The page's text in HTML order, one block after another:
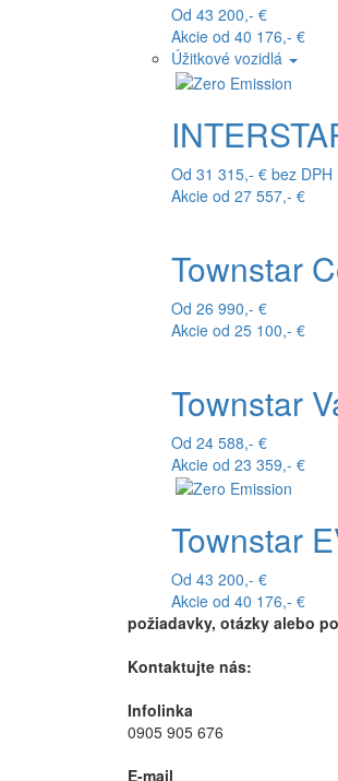
Od 43 200,- €
Akcie od 40 176,- €
Úžitkové vozidlá
Od 31 315,- € bez DPH
Akcie od 27 557,- €
Townstar
Od 26 990,- €
Akcie od 25 100,- €
Townstar
Od 24 588,- €
Akcie od 23 359,- €
Townstar
Od 43 200,- €
Akcie od 40 176,- €
požiadavky, otázky alebo
Kontaktujte nás:
Infolinka
0905 905 676
E-mail